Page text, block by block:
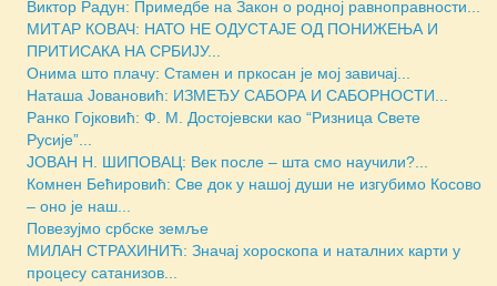
Виктор Радун: Примедбе на Закон о родној равноправности...
МИТАР КОВАЧ: НАТО НЕ ОДУСТАЈЕ ОД ПОНИЖЕЊА И
ПРИТИСАКА НА СРБИЈУ...
Онима што плачу: Стамен и пркосан је мој завичај...
Наташа Јовановић: ИЗМЕЂУ САБОРА И САБОРНОСТИ...
Ранко Гојковић: Ф. М. Достојевски као “Ризница Свете
Русије”...
ЈОВАН Н. ШИПОВАЦ: Век после – шта смо научили?...
Комнен Бећировић: Све док у нашој души не изгубимо Косово
– оно је наш...
Повезујмо србске земље
МИЛАН СТРАХИНИЋ: Значај хороскопа и наталних карти у
процесу сатанизов...